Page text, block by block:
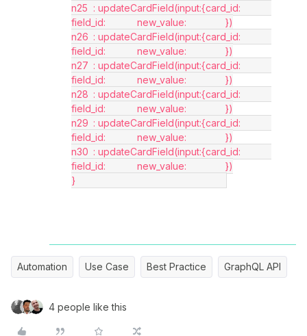
n25	: updateCardField(input:{card_id:
field_id:		new_value:		})
n26	: updateCardField(input:{card_id:
field_id:		new_value:		})
n27	: updateCardField(input:{card_id:
field_id:		new_value:		})
n28	: updateCardField(input:{card_id:
field_id:		new_value:		})
n29	: updateCardField(input:{card_id:
field_id:		new_value:		})
n30	: updateCardField(input:{card_id:
field_id:		new_value:		})
Automation Use Case Best Practice GraphQL API
4 people like this